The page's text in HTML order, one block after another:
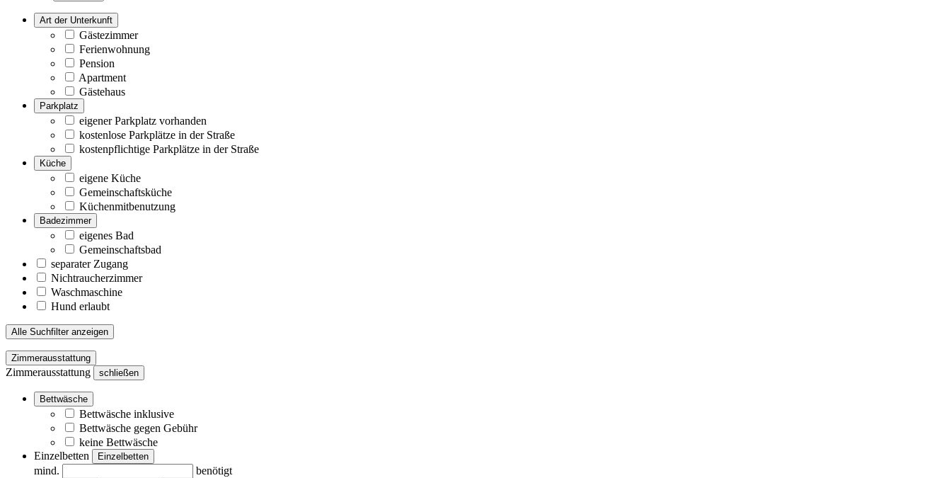
Art der Unterkunft
Gästezimmer
Ferienwohnung
Pension
Apartment
Gästehaus
Parkplatz
eigener Parkplatz vorhanden
kostenlose Parkplätze in der Straße
kostenpflichtige Parkplätze in der Straße
Küche
eigene Küche
Gemeinschaftsküche
Küchenmitbenutzung
Badezimmer
eigenes Bad
Gemeinschaftsbad
separater Zugang
Nichtraucherzimmer
Waschmaschine
Hund erlaubt
Alle Suchfilter anzeigen
Zimmerausstattung
Zimmerausstattung schließen
Bettwäsche
Bettwäsche inklusive
Bettwäsche gegen Gebühr
keine Bettwäsche
Einzelbetten
Einzelbetten
mind.
benötigt